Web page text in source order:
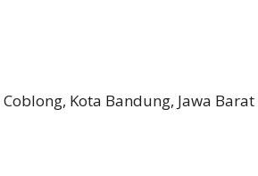
Kota Bandung, Jawa Barat